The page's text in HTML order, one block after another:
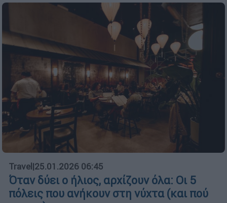
Travel |25.01.2026 06:45
Όταν δύει ο ήλιος, αρχίζουν όλα: Οι 5
πόλεις που ανήκουν στη νύχτα (και πού